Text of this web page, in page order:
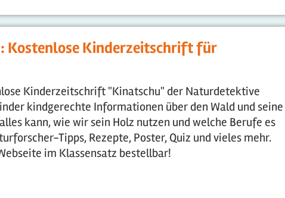
Kostenlose Kinderzeitschrift für
Kinderzeitschrift "Kinatschu" der Naturdetektive
kindgerechte Informationen über den Wald und seine
kann, wie wir sein Holz nutzen und welche Berufe es
Tipps, Rezepte, Poster, Quiz und vieles mehr.
im Klassensatz bestellbar!